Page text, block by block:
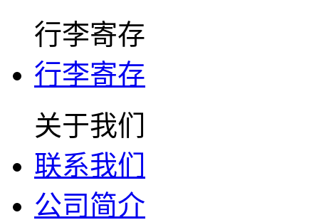
行李寄存
行李寄存
关于我们
联系我们
公司简介